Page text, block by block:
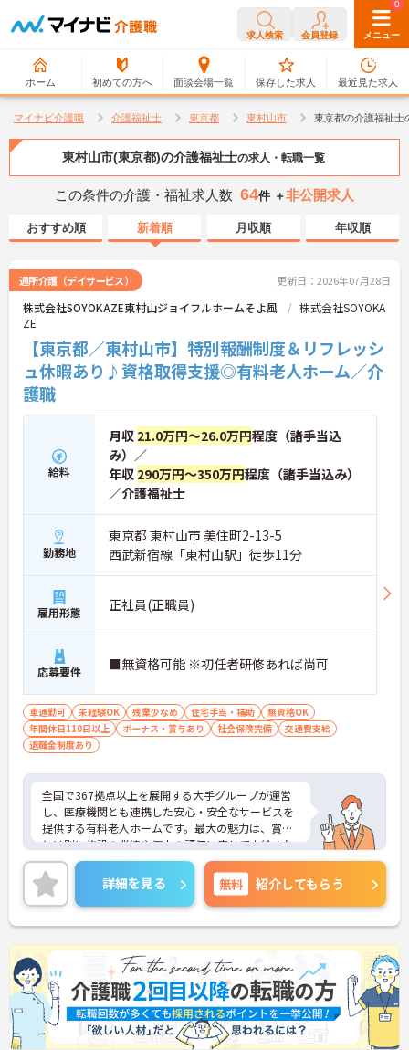
求人検索 会員登録 メニュー
ホーム 初めての方へ 面談会場一覧
0
保存した求人
0
最近見た求人
マイナビ介護職 介護福祉士 東京都 東村山市 東京都の介護福祉士
東村山市(東京都)の介護福祉士の求人・転職一覧
この条件の介護・福祉求人数 64件 ＋非公開求人
おすすめ順 新着順 月収順 年収順
通所介護（デイサービス） 更新日：2026年07月28日
株式会社SOYOKAZE東村山ジョイフルホームそよ風
株式会社SOYOKA
ZE
【東京都／東村山市】特別報酬制度＆リフレッシ
ュ休暇あり♪資格取得支援◎有料老人ホーム／介
護職
給料
月収 21.0万円～26.0万円程度（諸手当込
み）／
年収 290万円～350万円程度（諸手当込み）
／介護福祉士
勤務地
東京都 東村山市 美住町2-13-5
西武新宿線「東村山駅」徒歩11分
雇用形態 正社員(正職員)
応募要件 ■無資格可能 ※初任者研修あれば尚可
車通勤可 未経験OK 残業少なめ 住宅手当・補助
無資格OK
年間休日110日以上
ボーナス・賞与あり 社会保険完備
交通費支給
退職金制度あり
全国で367拠点以上を展開する大手グループが運営
し、医療機関とも連携した安心・安全なサービスを
提供する有料老人ホームです。最大の魅力は、賞与
とは別に施設の業績や個人の評価に応じて支給され
る独自の特別報酬制度です。日々の頑張りやチーム
への貢献が直接収入に反映される非常にやりがいの
ある環境が整っています。また、毎朝の情報共有ミ
ーティングを通じてスタッフ同士の連携が強化され
ており、平均勤続年数7.2年という高い定着率を実現
しています。資格取得支援制度を活用して勤務時間
内に研修を受講できるなど教育体制も充実している
ため、介護職からケアマネジャーや管理職への着実
なステップアップが期待できます。定年65歳・再雇
用70歳までの継続雇用制度も完備されており、髪色
やネイルが原則自由といったご自身らしさを大切に
できる環境のもとで末永くご活躍いただけます。
詳細を見る 無料 紹介してもらう